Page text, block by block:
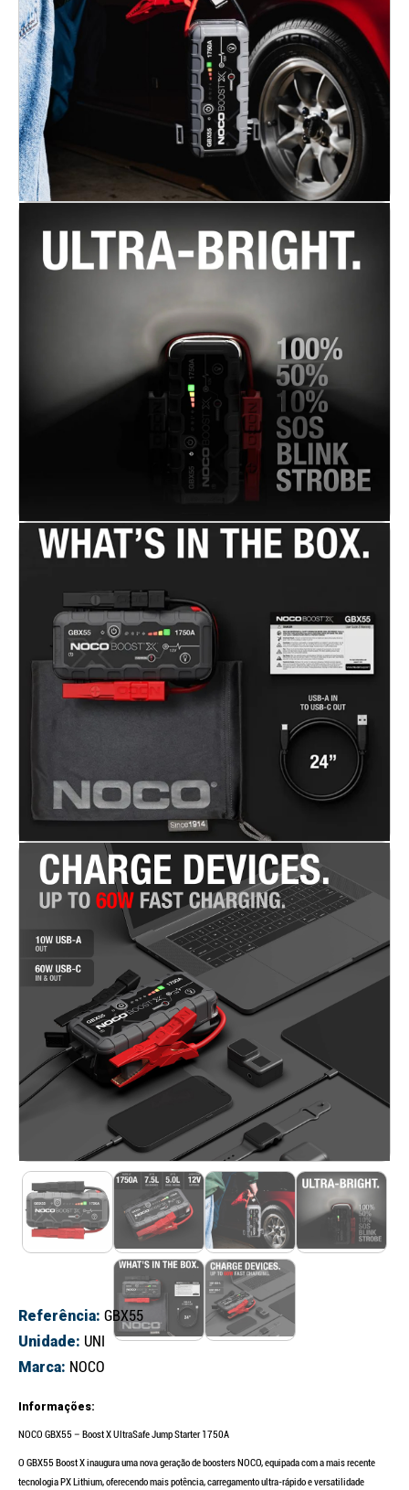
Referência: GBX55
Unidade: UNI
Marca: NOCO
Informações:
NOCO GBX55 – Boost X UltraSafe Jump Starter 1750A
O GBX55 Boost X inaugura uma nova geração de boosters NOCO, equipada com a mais recente
tecnologia PX Lithium, oferecendo mais potência, carregamento ultra-rápido e versatilidade